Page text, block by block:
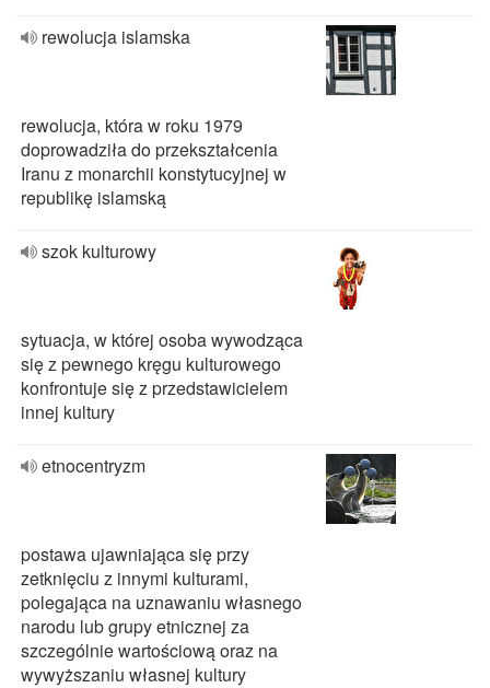
rewolucja islamska
rewolucja, która w roku 1979
doprowadziła do przekształcenia
Iranu z monarchii konstytucyjnej w
republikę islamską
szok kulturowy
sytuacja, w której osoba wywodząca
się z pewnego kręgu kulturowego
konfrontuje się z przedstawicielem
innej kultury
etnocentryzm
postawa ujawniająca się przy
zetknięciu z innymi kulturami,
polegająca na uznawaniu własnego
narodu lub grupy etnicznej za
szczególnie wartościową oraz na
wywyższaniu własnej kultury